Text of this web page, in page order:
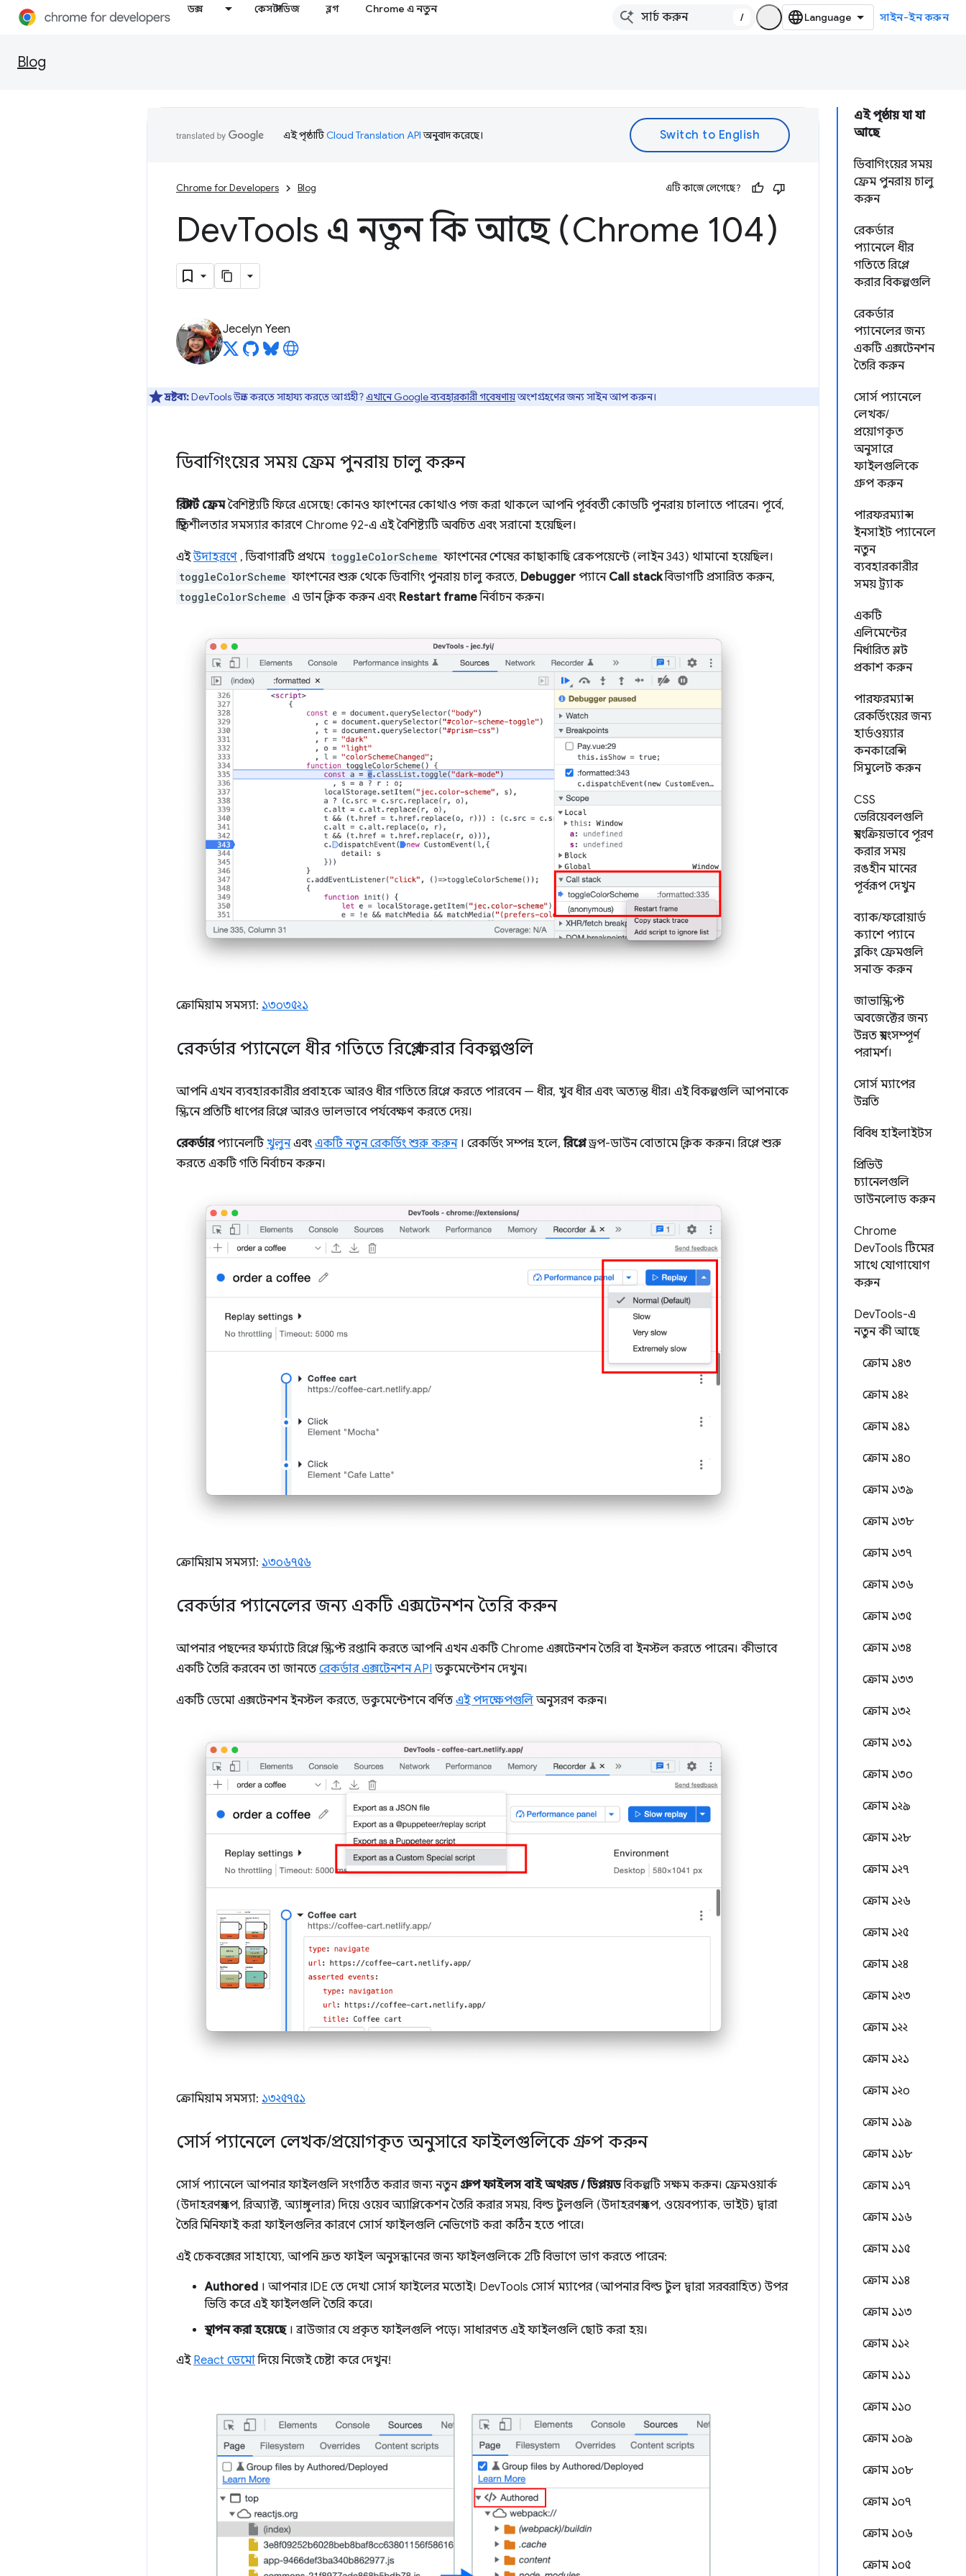
ডক্স কেস স্টাডিজ ব্লগ Chrome এ নতুন
/ সাইন-ইন করুন
Blog
এই পৃষ্ঠায় যা যা
আছে
ডিবাগিংয়ের সময়
ফ্রেম পুনরায় চালু
করুন
রেকর্ডার
প্যানেলে ধীর
গতিতে রিপ্লে
করার বিকল্পগুলি
রেকর্ডার
প্যানেলের জন্য
একটি এক্সটেনশন
তৈরি করুন
সোর্স প্যানেলে
লেখক/
প্রয়োগকৃত
অনুসারে
ফাইলগুলিকে
গ্রুপ করুন
পারফরম্যান্স
ইনসাইট প্যানেলে
নতুন
ব্যবহারকারীর
সময় ট্র্যাক
একটি
এলিমেন্টের
নির্ধারিত স্লট
প্রকাশ করুন
পারফরম্যান্স
রেকর্ডিংয়ের জন্য
হার্ডওয়্যার
কনকারেন্সি
সিমুলেট করুন
CSS
ভেরিয়েবলগুলি
স্বয়ংক্রিয়ভাবে পূরণ
করার সময়
রঙহীন মানের
পূর্বরূপ দেখুন
ব্যাক/ফরোয়ার্ড
ক্যাশে প্যানে
ব্লকিং ফ্রেমগুলি
সনাক্ত করুন
জাভাস্ক্রিপ্ট
অবজেক্টের জন্য
উন্নত স্বয়ংসম্পূর্ণ
পরামর্শ।
সোর্স ম্যাপের
উন্নতি
বিবিধ হাইলাইটস
প্রিভিউ
চ্যানেলগুলি
ডাউনলোড করুন
Chrome
DevTools টিমের
সাথে যোগাযোগ
করুন
DevTools-এ
নতুন কী আছে
ক্রোম ১৪৩
ক্রোম ১৪২
ক্রোম ১৪১
ক্রোম ১৪০
ক্রোম ১৩৯
ক্রোম ১৩৮
ক্রোম ১৩৭
ক্রোম ১৩৬
ক্রোম ১৩৫
ক্রোম ১৩৪
ক্রোম ১৩৩
ক্রোম ১৩২
ক্রোম ১৩১
ক্রোম ১৩০
ক্রোম ১২৯
ক্রোম ১২৮
ক্রোম ১২৭
ক্রোম ১২৬
ক্রোম ১২৫
ক্রোম ১২৪
ক্রোম ১২৩
ক্রোম ১২২
ক্রোম ১২১
ক্রোম ১২০
ক্রোম ১১৯
ক্রোম ১১৮
ক্রোম ১১৭
ক্রোম ১১৬
ক্রোম ১১৫
ক্রোম ১১৪
ক্রোম ১১৩
ক্রোম ১১২
ক্রোম ১১১
ক্রোম ১১০
ক্রোম ১০৯
ক্রোম ১০৮
ক্রোম ১০৭
ক্রোম ১০৬
ক্রোম ১০৫
এই পৃষ্ঠাটিCloud Translation APIঅনুবাদ করেছে।
Chrome for Developers Blog এটি কাজে লেগেছে?
DevTools এ নতুন কি আছে (Chrome 104)
Jecelyn Yeen
দ্রষ্টব্য:DevTools উন্নত করতে সাহায্য করতে আগ্রহী?এখানে Google ব্যবহারকারী গবেষণায়অংশগ্রহণের জন্য সাইন আপ করুন।
ডিবাগিংয়ের সময় ফ্রেম পুনরায় চালু করুন
রিস্টার্ট ফ্রেমবৈশিষ্ট্যটি ফিরে এসেছে! কোনও ফাংশনের কোথাও পজ করা থাকলে আপনি পূর্ববর্তী কোডটি পুনরায় চালাতে পারেন। পূর্বে,
স্থিতিশীলতার সমস্যার কারণে Chrome 92-এ এই বৈশিষ্ট্যটি অবচিত এবং সরানো হয়েছিল।
এইউদাহরণে , ডিবাগারটি প্রথমে toggleColorScheme ফাংশনের শেষের কাছাকাছি ব্রেকপয়েন্টে (লাইন 343) থামানো হয়েছিল।
toggleColorScheme ফাংশনের শুরু থেকে ডিবাগিং পুনরায় চালু করতে, Debugger প্যানে Call stackবিভাগটি প্রসারিত করুন,
toggleColorScheme এ ডান ক্লিক করুন এবং Restart frameনির্বাচন করুন।
ক্রোমিয়াম সমস্যা: ১৩০৩৫২১
রেকর্ডার প্যানেলে ধীর গতিতে রিপ্লে করার বিকল্পগুলি
আপনি এখন ব্যবহারকারীর প্রবাহকে আরও ধীর গতিতে রিপ্লে করতে পারবেন — ধীর, খুব ধীর এবং অত্যন্ত ধীর। এই বিকল্পগুলি আপনাকে
স্ক্রিনে প্রতিটি ধাপের রিপ্লে আরও ভালভাবে পর্যবেক্ষণ করতে দেয়।
রেকর্ডারপ্যানেলটি খুলুনএবং একটি নতুন রেকর্ডিং শুরু করুন। রেকর্ডিং সম্পন্ন হলে,রিপ্লেড্রপ-ডাউন বোতামে ক্লিক করুন। রিপ্লে শুরু
করতে একটি গতি নির্বাচন করুন।
ক্রোমিয়াম সমস্যা: ১৩০৬৭৫৬
রেকর্ডার প্যানেলের জন্য একটি এক্সটেনশন তৈরি করুন
আপনার পছন্দের ফর্ম্যাটে রিপ্লে স্ক্রিপ্ট রপ্তানি করতে আপনি এখন একটি Chrome এক্সটেনশন তৈরি বা ইনস্টল করতে পারেন। কীভাবে
একটি তৈরি করবেন তা জানতে রেকর্ডার এক্সটেনশন API ডকুমেন্টেশন দেখুন।
একটি ডেমো এক্সটেনশন ইনস্টল করতে, ডকুমেন্টেশনে বর্ণিত এই পদক্ষেপগুলি অনুসরণ করুন।
ক্রোমিয়াম সমস্যা: ১৩২৫৭৫১
সোর্স প্যানেলে লেখক/প্রয়োগকৃত অনুসারে ফাইলগুলিকে গ্রুপ করুন
সোর্স প্যানেলে আপনার ফাইলগুলি সংগঠিত করার জন্য নতুন গ্রুপ ফাইলস বাই অথরড / ডিপ্লয়ডবিকল্পটি সক্ষম করুন। ফ্রেমওয়ার্ক
(উদাহরণস্বরূপ, রিঅ্যাক্ট, অ্যাঙ্গুলার) দিয়ে ওয়েব অ্যাপ্লিকেশন তৈরি করার সময়, বিল্ড টুলগুলি (উদাহরণস্বরূপ, ওয়েবপ্যাক, ভাইট) দ্বারা
তৈরি মিনিফাই করা ফাইলগুলির কারণে সোর্স ফাইলগুলি নেভিগেট করা কঠিন হতে পারে।
এই চেকবক্সের সাহায্যে, আপনি দ্রুত ফাইল অনুসন্ধানের জন্য ফাইলগুলিকে 2টি বিভাগে ভাগ করতে পারেন:
Authored । আপনার IDE তে দেখা সোর্স ফাইলের মতোই। DevTools সোর্স ম্যাপের (আপনার বিল্ড টুল দ্বারা সরবরাহিত) উপর
ভিত্তি করে এই ফাইলগুলি তৈরি করে।
স্থাপন করা হয়েছে। ব্রাউজার যে প্রকৃত ফাইলগুলি পড়ে। সাধারণত এই ফাইলগুলি ছোট করা হয়।
এই React ডেমোদিয়ে নিজেই চেষ্টা করে দেখুন!